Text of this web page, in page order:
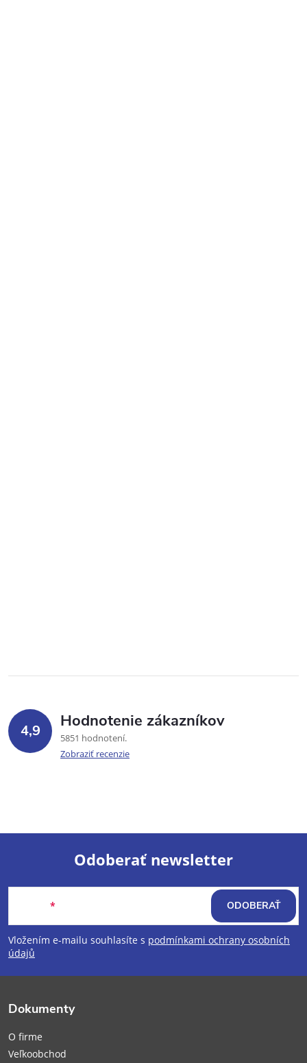
4,9 Hodnotenie zákazníkov
5851 hodnotení
Zobraziť recenzie
Z
á
p
Odoberať newsletter
Vložením e-mailu souhlasíte s podmínkami ochrany osobních
údajů
ODOBERAŤ
Dokumenty
O firme
Veľkoobchod